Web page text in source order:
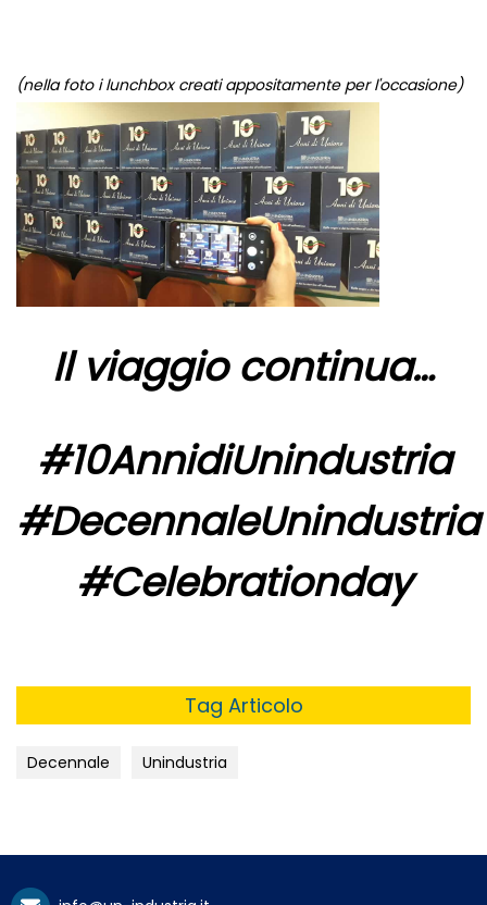
(nella foto i lunchbox creati appositamente per l'occasione)
Il viaggio continua…
#10AnnidiUnindustria
#DecennaleUnindustria
#Celebrationday
Tag Articolo
Decennale Unindustria